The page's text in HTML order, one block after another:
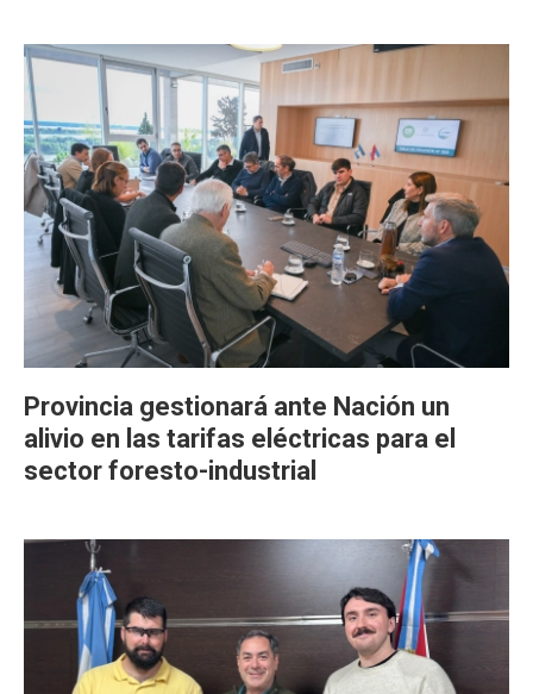
Provincia gestionará ante Nación un
alivio en las tarifas eléctricas para el
sector foresto-industrial